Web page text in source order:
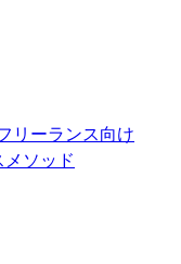
リーランス向け
メソッド